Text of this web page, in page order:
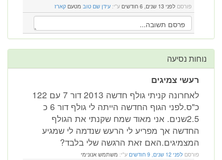
פורסם לפני 13 שנים, 6 חודשים ע"י: עידן שם טוב מטעם קארז
נוחות נסיעה
רעשי צמיגים
לאחרונה קניתי גולף חדשה 2013 דור 7 עם 122
כ"ס.לפני הגוף החדשה הייתה לי גולף דור 6 כ
2.5שנים. אני מאוד שמח שקנתי את הגולף
החדשה אך מפריע לי הרעש שנדמה לי שמגיע
המצמיגים.האם זאת הרגשה שלי בלבד?
פורסם לפני 12 שנים, 9 חודשים ע"י: משתמש אנונימי